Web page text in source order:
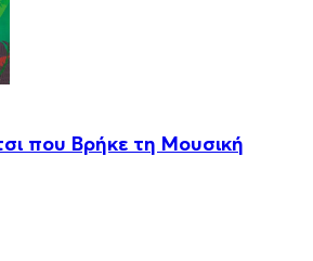
που Βρήκε τη Μουσική